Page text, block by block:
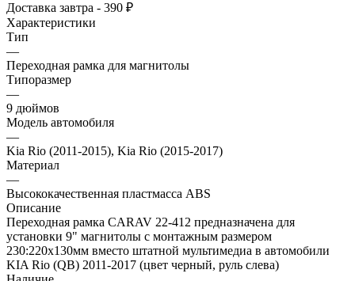
Доставка завтра - 390 ₽
Характеристики
Тип
—
Переходная рамка для магнитолы
Типоразмер
—
9 дюймов
Модель автомобиля
—
Kia Rio (2011-2015), Kia Rio (2015-2017)
Материал
—
Высококачественная пластмасса ABS
Описание
Переходная рамка CARAV 22-412 предназначена для
установки 9" магнитолы с монтажным размером
230:220х130мм вместо штатной мультимедиа в автомобили
KIA Rio (QB) 2011-2017 (цвет черный, руль слева)